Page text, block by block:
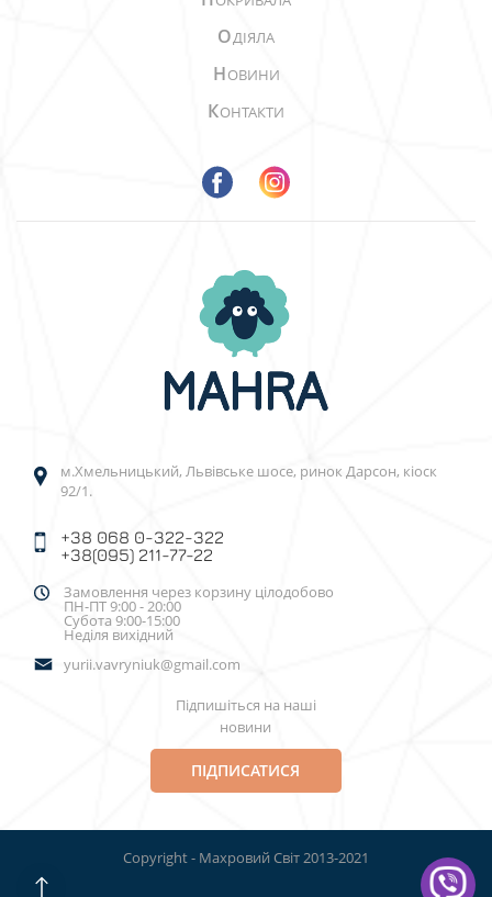
ОДІЯЛА
НОВИНИ
КОНТАКТИ
м.Хмельницький, Львівське шосе, ринок Дарсон, кіоск
92/1.
+38 068 0-322-322
+38(095) 211-77-22
Замовлення через корзину цілодобово
ПН-ПТ 9:00 - 20:00
Субота 9:00-15:00
Неділя вихідний
yurii.vavryniuk@gmail.com
Підпишіться на наші
новини
ПІДПИСАТИСЯ
Copyright - Махровий Світ 2013-2021